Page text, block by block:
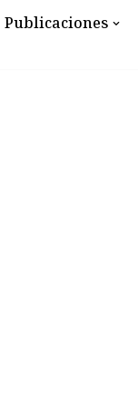
Publicaciones